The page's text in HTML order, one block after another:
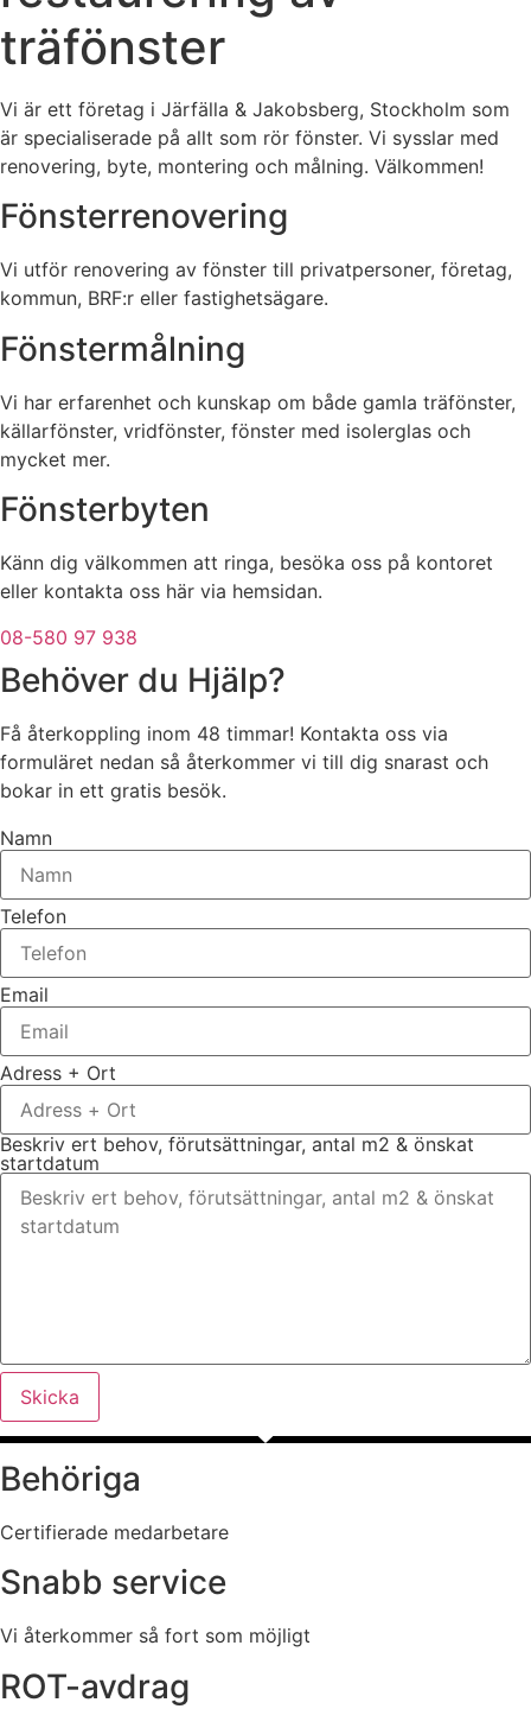
träfönster
Vi är ett företag i Järfälla & Jakobsberg, Stockholm som
är specialiserade på allt som rör fönster. Vi sysslar med
renovering, byte, montering och målning. Välkommen!
Fönsterrenovering
Vi utför renovering av fönster till privatpersoner, företag,
kommun, BRF:r eller fastighetsägare.
Fönstermålning
Vi har erfarenhet och kunskap om både gamla träfönster,
källarfönster, vridfönster, fönster med isolerglas och
mycket mer.
Fönsterbyten
Känn dig välkommen att ringa, besöka oss på kontoret
eller kontakta oss här via hemsidan.
08-580 97 938
Behöver du Hjälp?
Få återkoppling inom 48 timmar! Kontakta oss via
formuläret nedan så återkommer vi till dig snarast och
bokar in ett gratis besök.
Namn
Telefon
Email
Adress + Ort
Beskriv ert behov, förutsättningar, antal m2 & önskat
startdatum
Skicka
Behöriga
Certifierade medarbetare
Snabb service
Vi återkommer så fort som möjligt
ROT-avdrag